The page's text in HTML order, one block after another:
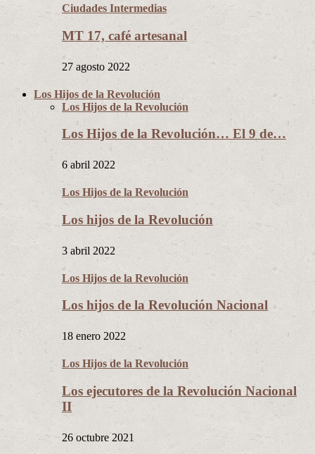
Ciudades Intermedias
MT 17, café artesanal
27 agosto 2022
Los Hijos de la Revolución
Los Hijos de la Revolución
Los Hijos de la Revolución… El 9 de…
6 abril 2022
Los Hijos de la Revolución
Los hijos de la Revolución
3 abril 2022
Los Hijos de la Revolución
Los hijos de la Revolución Nacional
18 enero 2022
Los Hijos de la Revolución
Los ejecutores de la Revolución Nacional
II
26 octubre 2021